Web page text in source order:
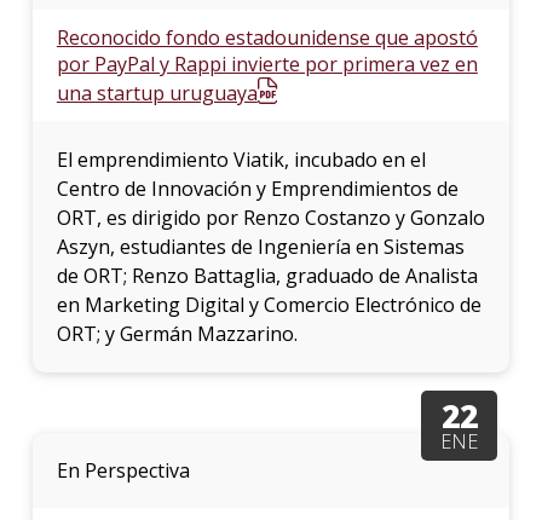
Reconocido fondo estadounidense que apostó
por PayPal y Rappi invierte por primera vez en
una startup uruguaya
El emprendimiento Viatik, incubado en el
Centro de Innovación y Emprendimientos de
ORT, es dirigido por Renzo Costanzo y Gonzalo
Aszyn, estudiantes de Ingeniería en Sistemas
de ORT; Renzo Battaglia, graduado de Analista
en Marketing Digital y Comercio Electrónico de
ORT; y Germán Mazzarino.
22
ENE
En Perspectiva